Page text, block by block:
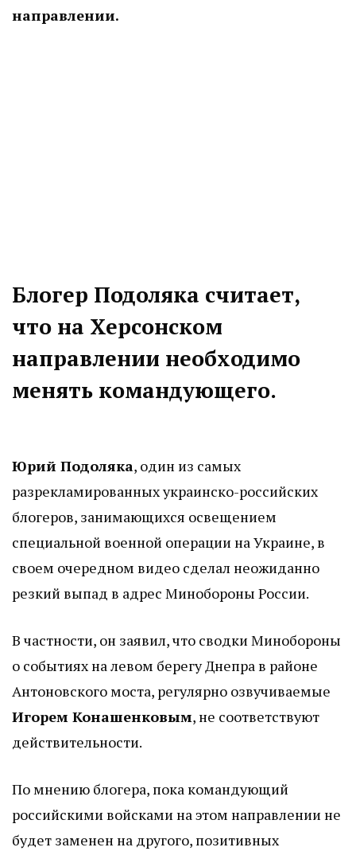
направлении.
Блогер Подоляка считает,
что на Херсонском
направлении необходимо
менять командующего.
Юрий Подоляка, один из самых
разрекламированных украинско-российских
блогеров, занимающихся освещением
специальной военной операции на Украине, в
своем очередном видео сделал неожиданно
резкий выпад в адрес Минобороны России.
В частности, он заявил, что сводки Минобороны
о событиях на левом берегу Днепра в районе
Антоновского моста, регулярно озвучиваемые
Игорем Конашенковым, не соответствуют
действительности.
По мнению блогера, пока командующий
российскими войсками на этом направлении не
будет заменен на другого, позитивных